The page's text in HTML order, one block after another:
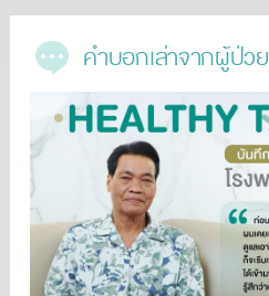
คำบอกเล่าจากผู้ป่วย